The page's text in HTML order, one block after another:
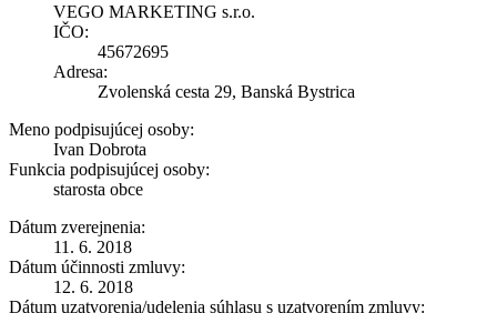
VEGO MARKETING s.r.o.
IČO:
45672695
Adresa:
Zvolenská cesta 29, Banská Bystrica
Meno podpisujúcej osoby:
Ivan Dobrota
Funkcia podpisujúcej osoby:
starosta obce
Dátum zverejnenia:
11. 6. 2018
Dátum účinnosti zmluvy:
12. 6. 2018
Dátum uzatvorenia/udelenia súhlasu s uzatvorením zmluvy: